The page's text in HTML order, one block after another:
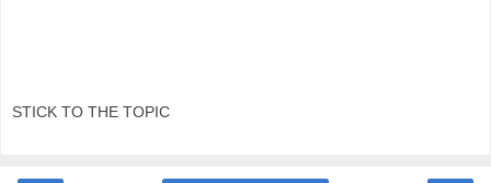
STICK TO THE TOPIC